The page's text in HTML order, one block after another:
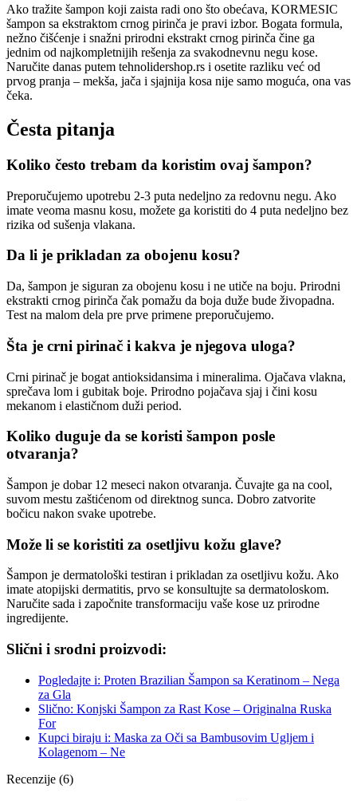
Ako tražite šampon koji zaista radi ono što obećava, KORMESIC
šampon sa ekstraktom crnog pirinča je pravi izbor. Bogata formula,
nežno čišćenje i snažni prirodni ekstrakt crnog pirinča čine ga
jednim od najkompletnijih rešenja za svakodnevnu negu kose.
Naručite danas putem tehnolidershop.rs i osetite razliku već od
prvog pranja – mekša, jača i sjajnija kosa nije samo moguća, ona vas
čeka.
Česta pitanja
Koliko često trebam da koristim ovaj šampon?
Preporučujemo upotrebu 2-3 puta nedeljno za redovnu negu. Ako
imate veoma masnu kosu, možete ga koristiti do 4 puta nedeljno bez
rizika od sušenja vlakana.
Da li je prikladan za obojenu kosu?
Da, šampon je siguran za obojenu kosu i ne utiče na boju. Prirodni
ekstrakti crnog pirinča čak pomažu da boja duže bude živopadna.
Test na malom dela pre prve primene preporučujemo.
Šta je crni pirinač i kakva je njegova uloga?
Crni pirinač je bogat antioksidansima i mineralima. Ojačava vlakna,
sprečava lom i gubitak boje. Prirodno pojačava sjaj i čini kosu
mekanom i elastičnom duži period.
Koliko duguje da se koristi šampon posle
otvaranja?
Šampon je dobar 12 meseci nakon otvaranja. Čuvajte ga na cool,
suvom mestu zaštićenom od direktnog sunca. Dobro zatvorite
bočicu nakon svake upotrebe.
Može li se koristiti za osetljivu kožu glave?
Šampon je dermatološki testiran i prikladan za osetljivu kožu. Ako
imate atopijski dermatitis, prvo se konsultujte sa dermatoloskom.
Naručite sada i započnite transformaciju vaše kose uz prirodne
ingredijente.
Slični i srodni proizvodi:
Pogledajte i: Proten Brazilian Šampon sa Keratinom – Nega
za Gla
Slično: Konjski Šampon za Rast Kose – Originalna Ruska
For
Kupci biraju i: Maska za Oči sa Bambusovim Ugljem i
Kolagenom – Ne
Recenzije (6)